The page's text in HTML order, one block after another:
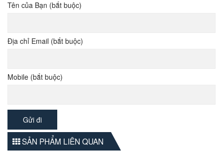
Tên của Bạn (bắt buộc)
Địa chỉ Email (bắt buộc)
Mobile (bắt buộc)
SẢN PHẨM LIÊN QUAN